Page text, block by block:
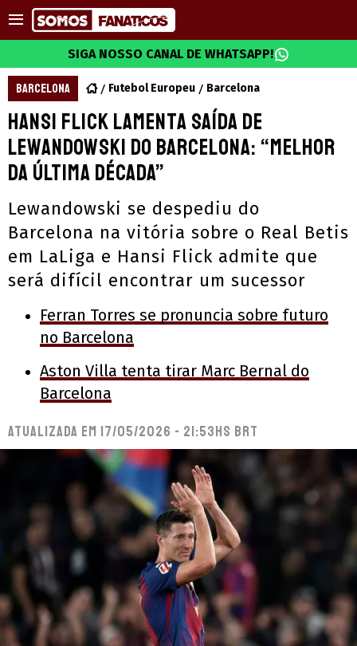
SIGA NOSSO CANAL DE WHATSAPP!
BARCELONA Futebol Europeu Barcelona
Hansi Flick lamenta saída de
Lewandowski do Barcelona: “Melhor
da última década”
Lewandowski se despediu do
Barcelona na vitória sobre o Real Betis
em LaLiga e Hansi Flick admite que
será difícil encontrar um sucessor
Ferran Torres se pronuncia sobre futuro
no Barcelona
Aston Villa tenta tirar Marc Bernal do
Barcelona
Atualizada em 17/05/2026 - 21:53hs BRT